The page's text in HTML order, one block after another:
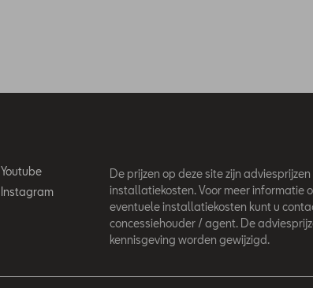
Youtube
Instagram
De prijzen op deze site zijn
installatiekosten. Voor meer informatie
eventuele installatiekosten kunt u
concessiehouder / agent. De
kennisgeving worden gewijzigd.